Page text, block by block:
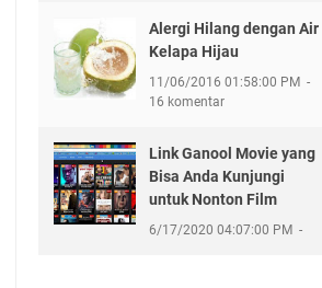
Alergi Hilang dengan Air
Kelapa Hijau
11/06/2016 01:58:00 PM
16 komentar
Link Ganool Movie yang
Bisa Anda Kunjungi
untuk Nonton Film
6/17/2020 04:07:00 PM